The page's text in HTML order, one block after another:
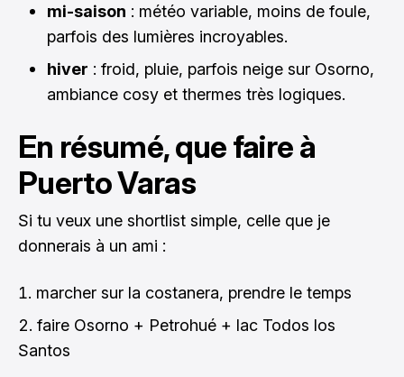
mi-saison : météo variable, moins de foule,
parfois des lumières incroyables.
hiver : froid, pluie, parfois neige sur Osorno,
ambiance cosy et thermes très logiques.
En résumé, que faire à
Puerto Varas
Si tu veux une shortlist simple, celle que je
donnerais à un ami :
marcher sur la costanera, prendre le temps
faire Osorno + Petrohué + lac Todos los
Santos